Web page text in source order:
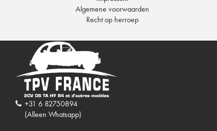
Algemene voorwaarden
Recht op herroep
+31 6 82750894
(Alleen Whatsapp)